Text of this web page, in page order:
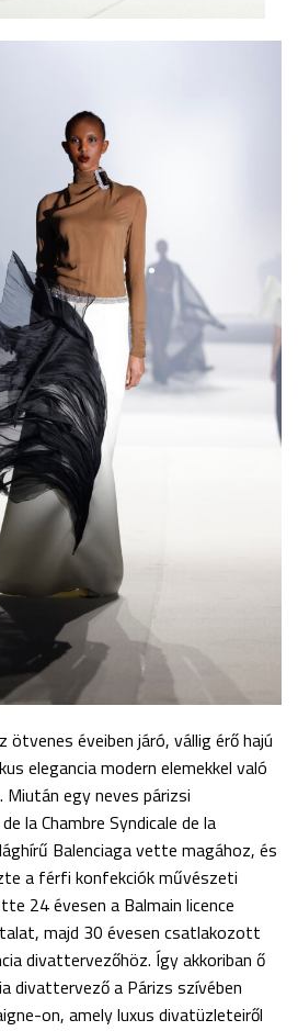
ötvenes éveiben járó, vállig érő hajú
elegancia modern elemekkel való
egy neves párizsi
la Chambre Syndicale de la
Balenciaga vette magához, és
a férfi konfekciók művészeti
24 évesen a Balmain licence
majd 30 évesen csatlakozott
divattervezőhöz. Így akkoriban ő
divattervező a Párizs szívében
on, amely luxus divatüzleteiről